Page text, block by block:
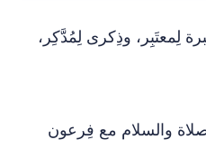
لِمعتَبِر، وذِكرى لِمُدَّكِر،
والسلام مع فِرعون